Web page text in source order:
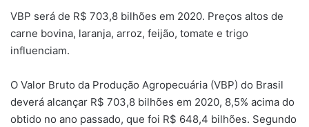
VBP será de R$ 703,8 bilhões em 2020. Preços altos de
carne bovina, laranja, arroz, feijão, tomate e trigo
influenciam.
O Valor Bruto da Produção Agropecuária (VBP) do Brasil
deverá alcançar R$ 703,8 bilhões em 2020, 8,5% acima do
obtido no ano passado, que foi R$ 648,4 bilhões. Segundo